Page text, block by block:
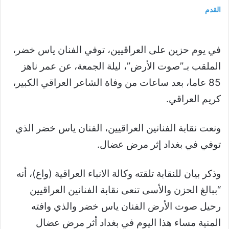
القدم
في يوم حزين على العراقيين، توفي الفنان ياس خضر،
الملقب بـ”صوت الأرض”، ليلة الجمعة، عن عمر ناهز
85 عاما، بعد ساعات من وفاة الشاعر العراقي الكبير،
كريم العراقي.
ونعت نقابة الفنانين العراقيين، الفنان ياس خضر الذي
توفي في بغداد إثر مرض عضال.
وذكر بيان للنقابة تلقته وكالة الانباء العراقية (واع)، أنه
“ببالغ الحزن والأسى تنعى نقابة الفنانين العراقيين
رحيل صوت الأرض الفنان ياس خضر والذي وافته
المنية مساء هذا اليوم في بغداد أثر مرض عضال